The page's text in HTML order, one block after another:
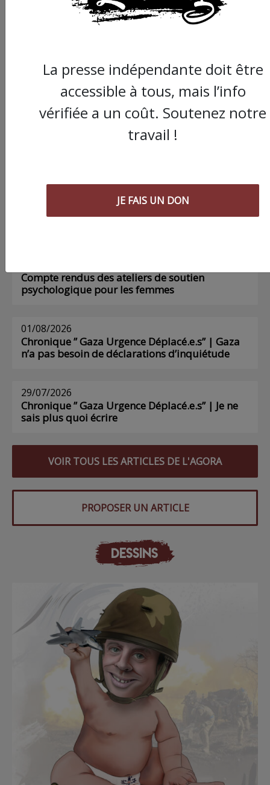
Commander le dernier numéro papier du
AGORA
Compte rendus des ateliers de soutien
psychologique pour les femmes
01/08/2026
Chronique ” Gaza Urgence Déplacé.e.s” | Gaza
n’a pas besoin de déclarations d’inquiétude
29/07/2026
Chronique ” Gaza Urgence Déplacé.e.s” | Je ne
sais plus quoi écrire
VOIR TOUS LES ARTICLES DE L'AGORA
PROPOSER UN ARTICLE
DESSINS
La presse indépendante doit être
accessible à tous, mais l’info
vérifiée a un coût. Soutenez notre
travail !
JE FAIS UN DON